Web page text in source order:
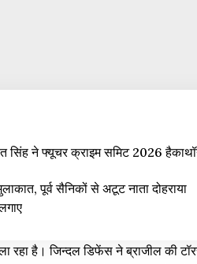
ने फ्यूचर क्राइम समिट 2026
पूर्व सैनिकों से अटूट नाता दोहराया
ला रहा है। जिन्दल डिफेंस ने ब्राजील की